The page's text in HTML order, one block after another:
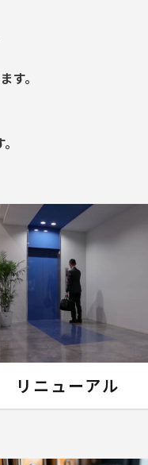
。
リニューアル